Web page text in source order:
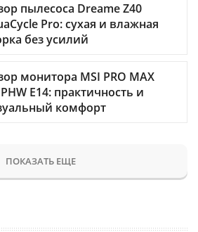
пылесоса Dreame Z40
Pro: сухая и влажная
без усилий
монитора MSI PRO MAX
E14: практичность и
комфорт
ПОКАЗАТЬ ЕЩЕ